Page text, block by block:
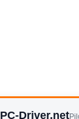
PC-Driver.net